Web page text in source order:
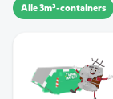
Alle 3m³-containers